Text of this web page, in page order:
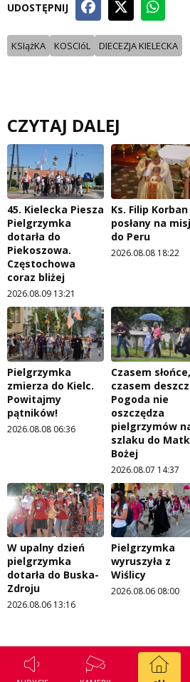
UDOSTĘPNIJ
KSIążKA KOSCIóL DIECEZJA KIELECKA
CZYTAJ DALEJ
45. Kielecka Piesza
Pielgrzymka
dotarła do
Piekoszowa.
Częstochowa
coraz bliżej
2026.08.09 13:21
Ks. Filip Korban
posłany na
do Peru
2026.08.08 18:22
Pielgrzymka
zmierza do Kielc.
Powitajmy
pątników!
2026.08.08 06:36
Czasem słońce,
czasem
Pogoda nie
oszczędza
pielgrzymów
szlaku do
Bożej
2026.08.07 14:37
W upalny dzień
pielgrzymka
dotarła do Buska-
Zdroju
2026.08.06 13:16
Pielgrzymka
wyruszyła z
Wiślicy
2026.08.06 08:00